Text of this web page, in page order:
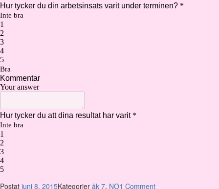
Postat juni 8, 2015Kategorier åk 7, NO1 Comment